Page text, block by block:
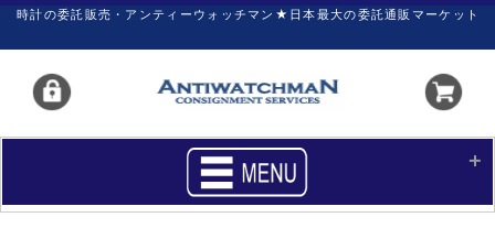
時計の委託販売・アンティーウォッチマン★日本最大の委託通販マーケット